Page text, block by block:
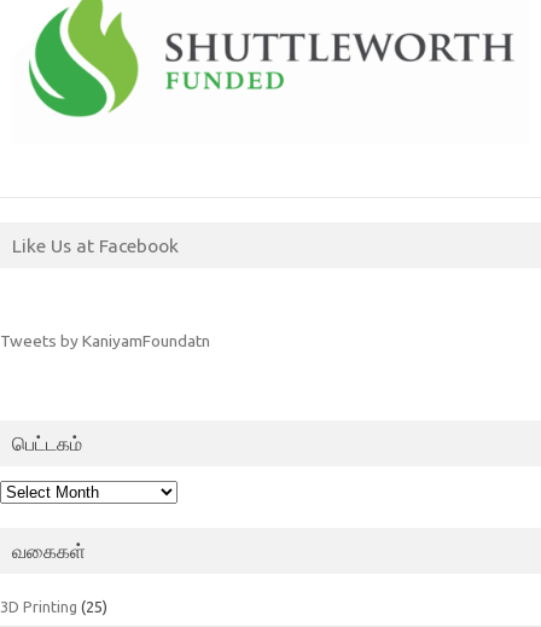
Like Us at Facebook
Tweets by KaniyamFoundatn
பெட்டகம்
பெட்டகம்
வகைகள்
3D Printing (25)